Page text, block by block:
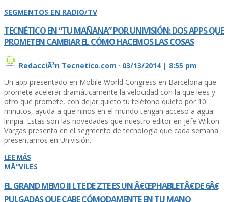
SEGMENTOS EN RADIO/TV
TECNÉTICO EN “TU MAÑANA” POR UNIVISIÓN: DOS APPS QUE
PROMETEN CAMBIAR EL CÓMO HACEMOS LAS COSAS
RedacciÃ³n Tecnetico.com · 03/13/2014 | 8:55 pm
Un app presentado en Mobile World Congress en Barcelona que
promete acelerar dramáticamente la velocidad con la que lees y
otro que promete, con dejar quieto tu teléfono quieto por 10
minutos, ayuda a que niños en el mundo tengan acceso a agua
limpia. Estas son las novedades que nuestro editor en jefe Wilton
Vargas presenta en el segmento de tecnologí­a que cada semana
presentamos en Univisión.
LEE MÁS
MÃ“VILES
EL GRAND MEMO II LTE DE ZTE ES UN Â€ŒPHABLETÂ€ DE 6Â€
PULGADAS QUE CABE CÓMODAMENTE EN TU MANO